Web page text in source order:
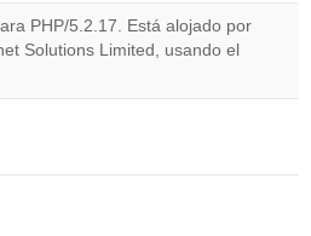
Do you
PHP/5.2.17. Está alojado por
Solutions Limited, usando el